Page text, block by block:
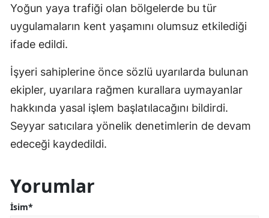
Yoğun yaya trafiği olan bölgelerde bu tür
uygulamaların kent yaşamını olumsuz etkilediği
ifade edildi.
İşyeri sahiplerine önce sözlü uyarılarda bulunan
ekipler, uyarılara rağmen kurallara uymayanlar
hakkında yasal işlem başlatılacağını bildirdi.
Seyyar satıcılara yönelik denetimlerin de devam
edeceği kaydedildi.
Yorumlar
İsim*